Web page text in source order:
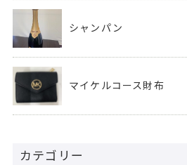
シャンパン
マイケルコース財布
カテゴリー